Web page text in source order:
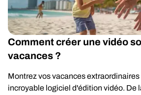
Comment créer une vidéo
vacances ?
Montrez vos vacances
incroyable logiciel d'édition vidéo. De